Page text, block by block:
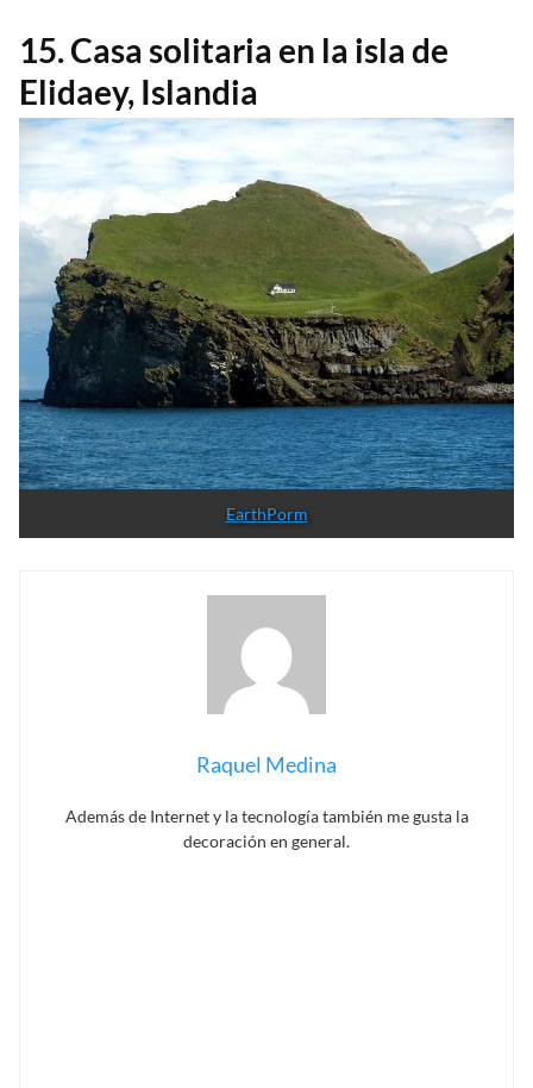
15. Casa solitaria en la isla de
Elidaey, Islandia
EarthPorm
Raquel Medina
Además de Internet y la tecnología también me gusta la
decoración en general.